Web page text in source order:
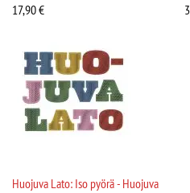
17,90€
Huojuva Lato: Iso pyörä - Huojuva